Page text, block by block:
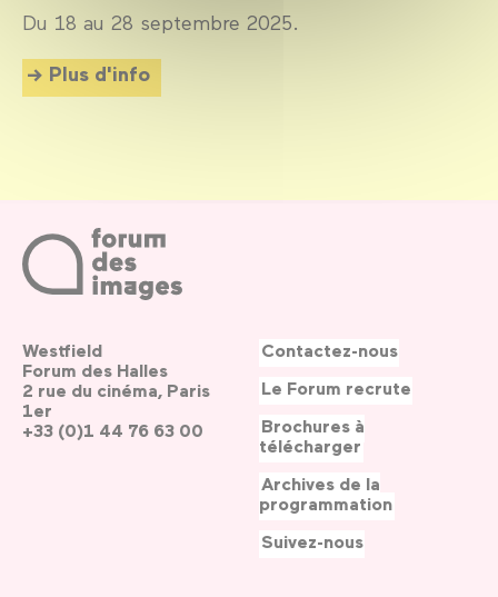
Du 18 au 28 septembre 2025.
Plus d'info
Westfield
Forum des Halles
2 rue du cinéma, Paris
1er
+33 (0)1 44 76 63 00
Contactez-nous
Le Forum recrute
Brochures à
télécharger
Archives de la
programmation
Suivez-nous